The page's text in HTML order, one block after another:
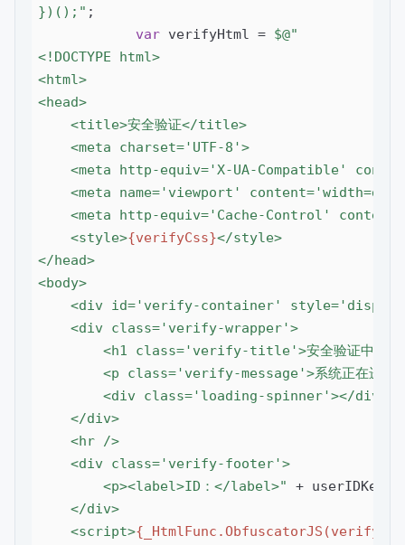
})();" ;
var verifyHtml = $@"
<!DOCTYPE html>
<html>
<head>
    <title>安全验证</title>
    <meta charset='UTF-8'>
<meta http-equiv='X-UA-Compatible'
<meta name='viewport'
<meta http-equiv='Cache-Control'
    <style>
{verifyCss}</style>
</head>
<body>
<div id='verify-container'
    <div class='verify-wrapper'>
<h1 class='verify-title'>安全验证中</
<p class='verify-message'>系统正在进行安
        <div class='loading-spinner'></div>
    </div>
    <hr />
    <div class='verify-footer'>
        <p><label>ID：</label>"
+ userIDKey
    </div>
    <script>